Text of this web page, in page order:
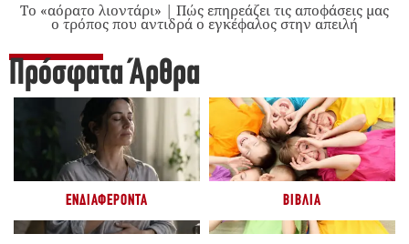
Το «αόρατο λιοντάρι» | Πώς επηρεάζει τις αποφάσεις μας
ο τρόπος που αντιδρά ο εγκέφαλος στην απειλή
Πρόσφατα Άρθρα
ΕΝΔΙΑΦΈΡΟΝΤΑ ΒΙΒΛΊΑ